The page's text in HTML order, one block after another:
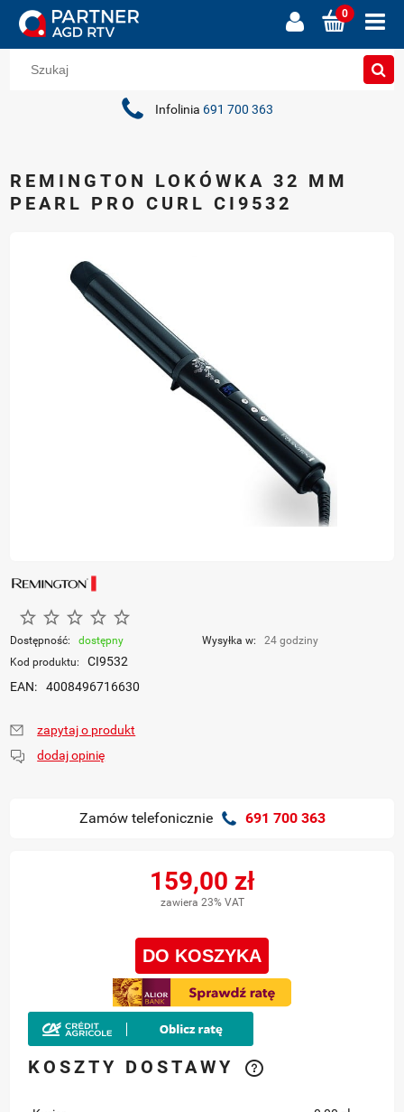
Infolinia 691 700 363
REMINGTON LOKÓWKA 32 MM
PEARL PRO CURL CI9532
Dostępność: dostępny Wysyłka w:
24 godziny
Kod produktu:
CI9532
EAN:
4008496716630
zapytaj o produkt
dodaj opinię
Zamów telefonicznie 691 700 363
159,00 zł
zawiera 23% VAT
DO KOSZYKA
KOSZTY DOSTAWY